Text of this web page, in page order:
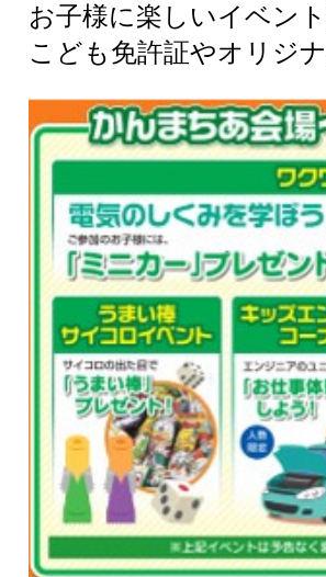
お子様に楽しいイベン
こども免許証やオリジ